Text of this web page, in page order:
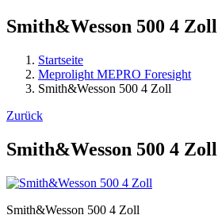
Smith&Wesson 500 4 Zoll
Startseite
Meprolight MEPRO Foresight
Smith&Wesson 500 4 Zoll
Zurück
Smith&Wesson 500 4 Zoll
Smith&Wesson 500 4 Zoll